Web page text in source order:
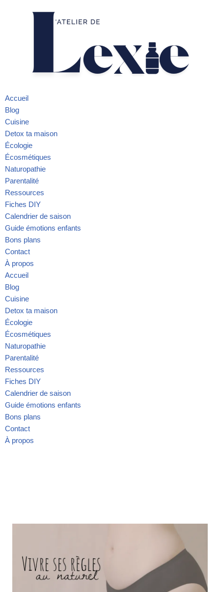
Accueil
Blog
Cuisine
Detox ta maison
Écologie
Écosmétiques
Naturopathie
Parentalité
Ressources
Fiches DIY
Calendrier de saison
Guide émotions enfants
Bons plans
Contact
À propos
Accueil
Blog
Cuisine
Detox ta maison
Écologie
Écosmétiques
Naturopathie
Parentalité
Ressources
Fiches DIY
Calendrier de saison
Guide émotions enfants
Bons plans
Contact
À propos